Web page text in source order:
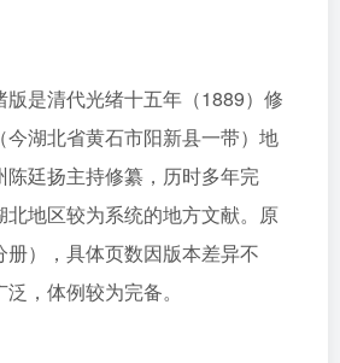
版是清代光绪十五年（1889）修
今湖北省黄石市阳新县一带）地
陈廷扬主持修纂，历时多年完
北地区较为系统的地方文献。原
），具体页数因版本差异不
，体例较为完备。